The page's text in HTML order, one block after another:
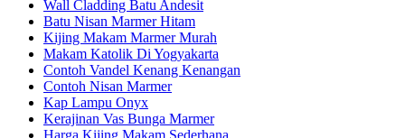
Wall Cladding Batu Andesit
Batu Nisan Marmer Hitam
Kijing Makam Marmer Murah
Makam Katolik Di Yogyakarta
Contoh Vandel Kenang Kenangan
Contoh Nisan Marmer
Kap Lampu Onyx
Kerajinan Vas Bunga Marmer